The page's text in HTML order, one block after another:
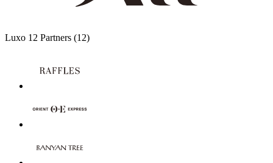
Luxo 12 Partners (12)